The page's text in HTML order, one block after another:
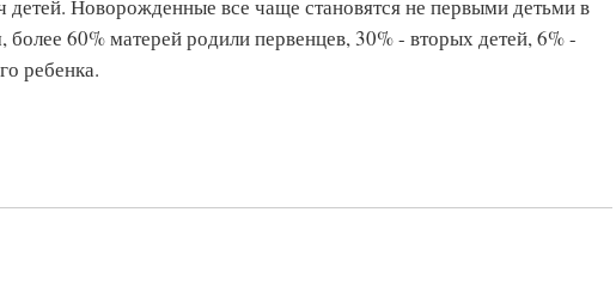
детей. Новорожденные все чаще становятся не первыми детьми в
60% матерей родили первенцев, 30% - вторых детей, 6% -
ребенка.